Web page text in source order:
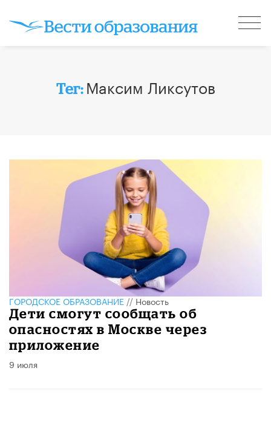
Тег: Максим Ликсутов
ГОРОДСКОЕ ОБРАЗОВАНИЕ//Новость
Дети смогут сообщать об
опасностях в Москве через
приложение
9 июля